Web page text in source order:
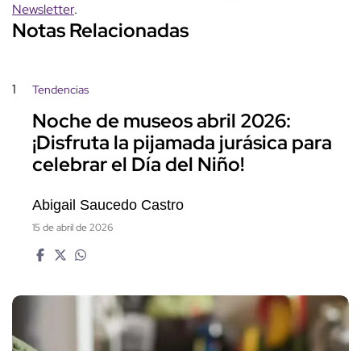
Newsletter.
Notas Relacionadas
1 Tendencias
Noche de museos abril 2026:
¡Disfruta la pijamada jurásica para
celebrar el Día del Niño!
Abigail Saucedo Castro
15 de abril de 2026